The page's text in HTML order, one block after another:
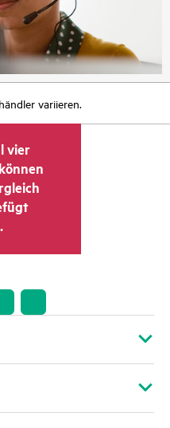
variieren.
vier